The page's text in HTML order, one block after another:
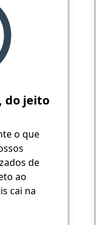
do jeito
o que
de
ao
cai na